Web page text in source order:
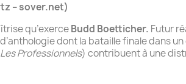
– sover.net)
qu’exerceBudd Boetticher. Futur
dont la bataille finale dans
Les Professionnels) contribuent à une